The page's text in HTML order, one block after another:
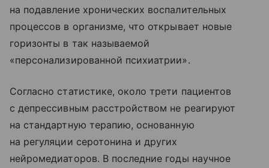
на подавление хронических воспалительных
процессов в организме, что открывает новые
горизонты в так называемой
«персонализированной психиатрии».
Согласно статистике, около трети пациентов
с депрессивным расстройством не реагируют
на стандартную терапию, основанную
на регуляции серотонина и других
нейромедиаторов. В последние годы научное